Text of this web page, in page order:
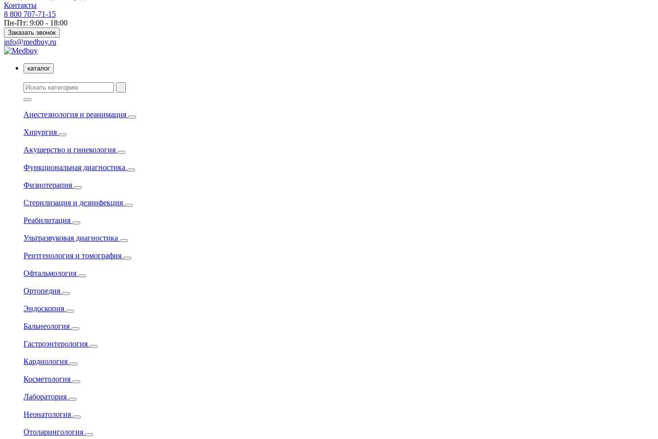
Контакты
8 800 707-71-15
Пн-Пт: 9:00 - 18:00
Заказать звонок
info@medbuy.ru
каталог
Анестезиология и реанимация
Хирургия
Акушерство и гинекология
Функциональная диагностика
Физиотерапия
Стерилизация и дезинфекция
Реабилитация
Ультразвуковая диагностика
Рентгенология и томография
Офтальмология
Ортопедия
Эндоскопия
Бальнеология
Гастроэнтерология
Кардиология
Косметология
Лаборатория
Неонатология
Отоларингология